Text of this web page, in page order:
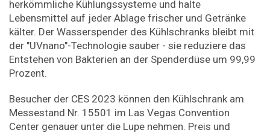
herkömmliche Kühlungssysteme und halte
Lebensmittel auf jeder Ablage frischer und Getränke
kälter. Der Wasserspender des Kühlschranks bleibt mit
der "UVnano"-Technologie sauber - sie reduziere das
Entstehen von Bakterien an der Spenderdüse um 99,99
Prozent.
Besucher der CES 2023 können den Kühlschrank am
Messestand Nr. 15501 im Las Vegas Convention
Center genauer unter die Lupe nehmen. Preis und